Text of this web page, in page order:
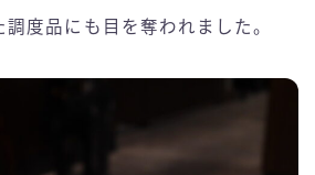
度品にも目を奪われました。